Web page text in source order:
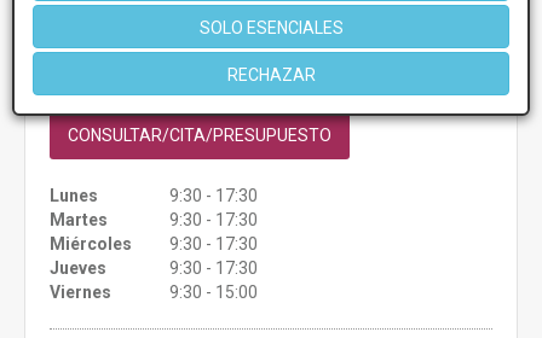
SOLO ESENCIALES
RECHAZAR
5% de descuento *
CONSULTAR/CITA/PRESUPUESTO
Lunes
9:30 - 17:30
Martes
9:30 - 17:30
Miércoles
9:30 - 17:30
Jueves
9:30 - 17:30
Viernes
9:30 - 15:00